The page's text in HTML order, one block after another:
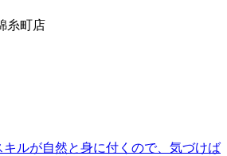
糸町店
ルが自然と身に付くので、気づけば